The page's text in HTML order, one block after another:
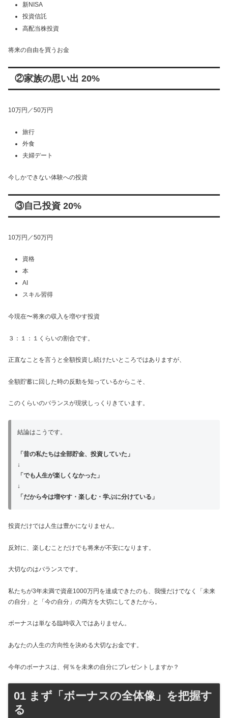
新NISA
投資信託
高配当株投資
将来の自由を買うお金
②家族の思い出 20%
10万円／50万円
旅行
外食
夫婦デート
今しかできない体験への投資
③自己投資 20%
10万円／50万円
資格
本
AI
スキル習得
今現在〜将来の収入を増やす投資
３：１：１くらいの割合です。
正直なことを言うと全額投資し続けたいところではありますが、
全額貯蓄に回した時の反動を知っているからこそ、
このくらいのバランスが現状しっくりきています。
結論はこうです。
「昔の私たちは全部貯金、投資していた」
↓
「でも人生が楽しくなかった」
↓
「だから今は増やす・楽しむ・学ぶに分けている」
投資だけでは人生は豊かになりません。
反対に、楽しむことだけでも将来が不安になります。
大切なのはバランスです。
私たちが3年未満で資産1000万円を達成できたのも、我慢だけでなく「未来
の自分」と「今の自分」の両方を大切にしてきたから。
ボーナスは単なる臨時収入ではありません。
あなたの人生の方向性を決める大切なお金です。
今年のボーナスは、何％を未来の自分にプレゼントしますか？
01 まず「ボーナスの全体像」を把握す
る